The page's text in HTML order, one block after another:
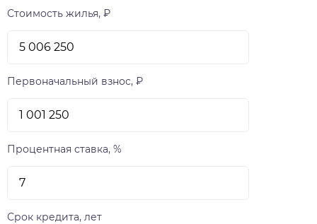
Стоимость жилья, ₽
Первоначальный взнос, ₽
Процентная ставка, %
Срок кредита, лет